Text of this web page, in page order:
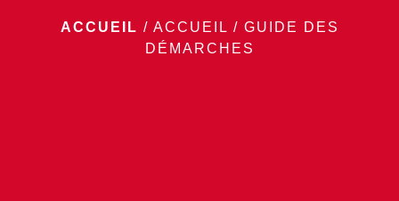
ACCUEIL / ACCUEIL / GUIDE DES
DÉMARCHES